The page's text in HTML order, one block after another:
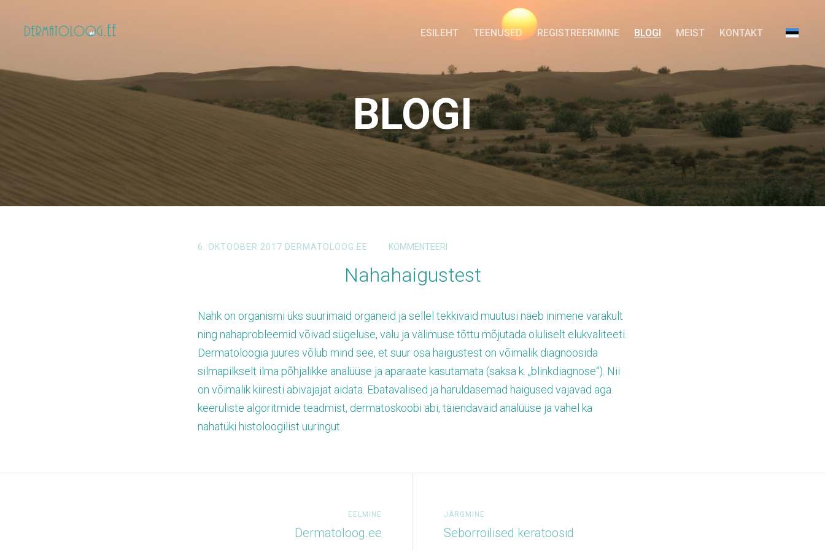
ESILEHT TEENUSED REGISTREERIMINE BLOGI MEIST KONTAKT
BLOGI
6. OKTOOBER 2017 DERMATOLOOG.EE KOMMENTEERI
Nahahaigustest
Nahk on organismi üks suurimaid organeid ja sellel tekkivaid muutusi näeb inimene varakult
ning nahaprobleemid võivad sügeluse, valu ja välimuse tõttu mõjutada oluliselt elukvaliteeti.
Dermatoloogia juures võlub mind see, et suur osa haigustest on võimalik diagnoosida
silmapilkselt ilma põhjalikke analüüse ja aparaate kasutamata (saksa k. „blinkdiagnose“). Nii
on võimalik kiiresti abivajajat aidata. Ebatavalised ja haruldasemad haigused vajavad aga
keeruliste algoritmide teadmist, dermatoskoobi abi, täiendavaid analüüse ja vahel ka
nahatüki histoloogilist uuringut.
EELMINE
Dermatoloog.ee
JÄRGMINE
Seborroilised keratoosid